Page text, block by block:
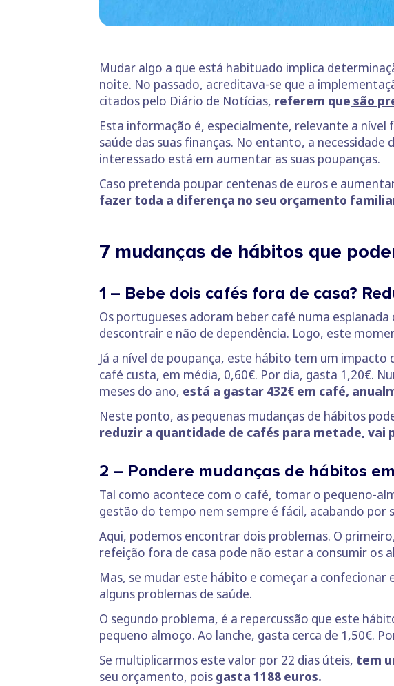
Mudar algo a que está habituado implica
noite. No passado, acreditava-se que a
citados pelo Diário de Notícias, referem que são
Esta informação é, especialmente, relevante a
saúde das suas finanças. No entanto, a
interessado está em aumentar as suas poupanças.
Caso pretenda poupar centenas de euros e
fazer toda a diferença no seu orçamento
7 mudanças de hábitos que
1 – Bebe dois cafés fora de casa?
Os portugueses adoram beber café numa
descontrair e não de dependência. Logo, este
Já a nível de poupança, este hábito tem um
café custa, em média, 0,60€. Por dia, gasta 1,20€.
meses do ano, está a gastar 432€ em café,
Neste ponto, as pequenas mudanças de hábitos
reduzir a quantidade de cafés para metade, vai
2 – Pondere mudanças de hábitos
Tal como acontece com o café, tomar o pequeno-
gestão do tempo nem sempre é fácil, acabando
Aqui, podemos encontrar dois problemas. O
refeição fora de casa pode não estar a consumir os
Mas, se mudar este hábito e começar a
alguns problemas de saúde.
O segundo problema, é a repercussão que este
pequeno almoço. Ao lanche, gasta cerca de 1,50€.
Se multiplicarmos este valor por 22 dias úteis, tem
seu orçamento, pois gasta 1188 euros.